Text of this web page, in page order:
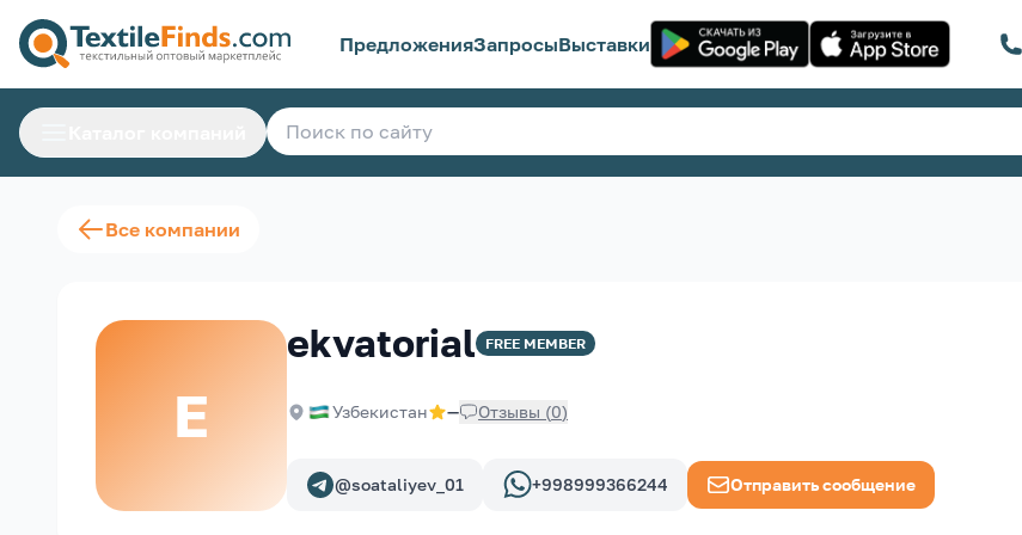
ПредложенияЗапросыВыставки
Все компании
E
ekvatorial FREE MEMBER
Узбекистан — Отзывы (0)
@soataliyev_01 +998999366244 Отправить сообщение